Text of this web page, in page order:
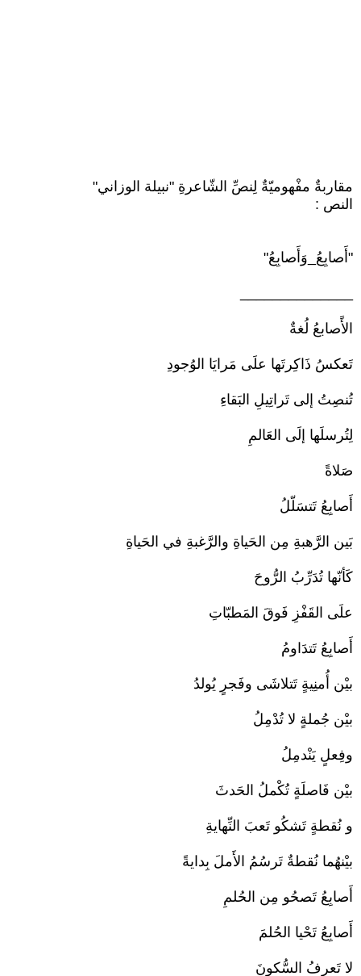
مقاربةٌ مفْهوميّةٌ لِنصِّ الشّاعرةِ "نبيلة الوزاني"
النص :
"أَصابِعُ_وَأَصابِعُ"
الأًصابعُ لُغةٌ
تَعكسُ ذَاكِرتَها علَى مَرايَا الوُجودِ
تُنصِتُ إلى تَراتِيلِ البَقاءِ
لِتُرسلَها إلَى العَالمِ
صَلاةً
أَصابِعُ تَتسَلّلُ
بَين الرَّهبةِ مِن الحَياةِ والرَّغبةِ في الحَياةِ
كَأنّها تُدَرِّبُ الرُّوحَ
علَى القَفْزِ فَوقَ المَطبّاتِ
أَصابِعُ تَتدَاومُ
بيْن أُمنِيةٍ تَتلاشَى وفَجرٍ يُولدُ
بيْن جُملةٍ لا تُدْمِلُ
وفِعلٍ يَنْدمِلُ
بيْن فَاصلَةٍ تُكْملُ الحَدثَ
و نُقطةٍ تَشكُو تَعبَ النِّهايةِ
بيْنهُما نُقطةٌ تَرسُمُ الأَملَ بِدايةً
أَصابِعُ تَصحُو مِن الحُلمِ
أَصابِعُ تَحْيا الحُلمَ
لا تَعرفُ السُّكونَ